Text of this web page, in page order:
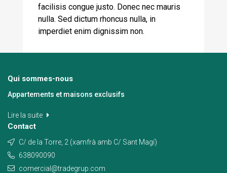
facilisis congue justo. Donec nec mauris
nulla. Sed dictum rhoncus nulla, in
imperdiet enim dignissim non.
Qui sommes-nous
Appartements et maisons exclusifs
Lire la suite
Contact
C/ de la Torre, 2 (xamfrà amb C/ Sant Magí)
638090090
comercial@tradegrup.com